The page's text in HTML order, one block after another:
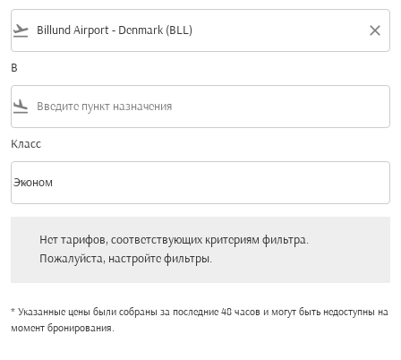
flight_takeoff close
В
flight_land
Класс
Класс option Эконом Selected
Эконом
keyboard_arrow_down
Нет тарифов, соответствующих критериям фильтра.
Пожалуйста, настройте фильтры.
* Указанные цены были собраны за последние 48 часов и могут быть недоступны на
момент бронирования.